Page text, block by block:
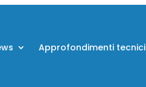
Approfondimenti tecnici